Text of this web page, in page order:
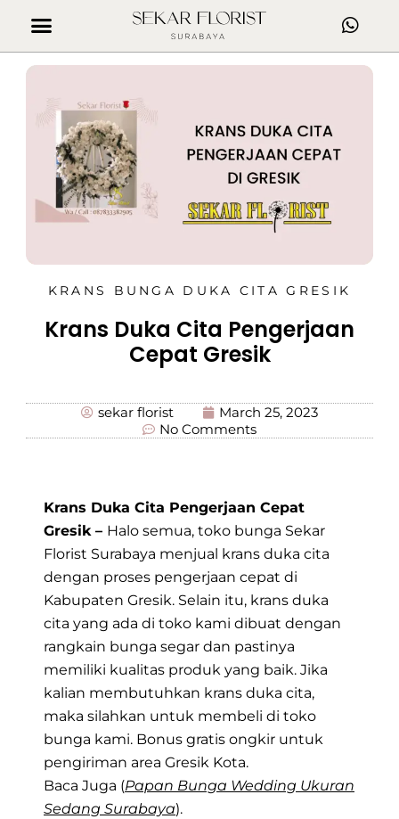
KRANS BUNGA DUKA CITA GRESIK
Krans Duka Cita Pengerjaan
Cepat Gresik
sekar florist
March 25, 2023
No Comments
Krans Duka Cita Pengerjaan Cepat
Gresik – Halo semua, toko bunga Sekar
Florist Surabaya menjual krans duka cita
dengan proses pengerjaan cepat di
Kabupaten Gresik. Selain itu, krans duka
cita yang ada di toko kami dibuat dengan
rangkain bunga segar dan pastinya
memiliki kualitas produk yang baik. Jika
kalian membutuhkan krans duka cita,
maka silahkan untuk membeli di toko
bunga kami. Bonus gratis ongkir untuk
pengiriman area Gresik Kota.
Baca Juga (Papan Bunga Wedding Ukuran
Sedang Surabaya).